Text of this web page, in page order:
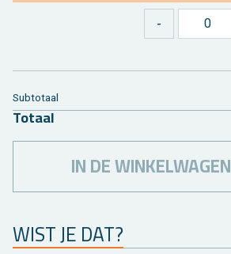
WIST JE DAT?
Sub­to­taal
To­taal
IN DE WINKELWAGEN